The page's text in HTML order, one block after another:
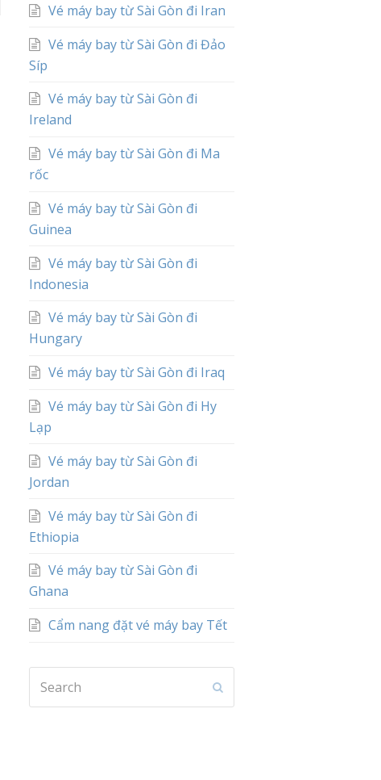
Vé máy bay từ Sài Gòn đi Iran
Vé máy bay từ Sài Gòn đi Đảo
Síp
Vé máy bay từ Sài Gòn đi
Ireland
Vé máy bay từ Sài Gòn đi Ma
rốc
Vé máy bay từ Sài Gòn đi
Guinea
Vé máy bay từ Sài Gòn đi
Indonesia
Vé máy bay từ Sài Gòn đi
Hungary
Vé máy bay từ Sài Gòn đi Iraq
Vé máy bay từ Sài Gòn đi Hy
Lạp
Vé máy bay từ Sài Gòn đi
Jordan
Vé máy bay từ Sài Gòn đi
Ethiopia
Vé máy bay từ Sài Gòn đi
Ghana
Cẩm nang đặt vé máy bay Tết